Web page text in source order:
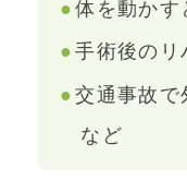
体を動かす
手術後のリ
交通事故で
など